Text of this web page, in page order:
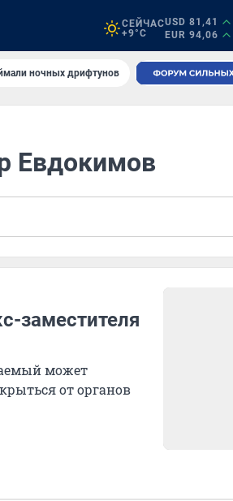
СЕЙЧАС
+9°C
USD 81,41
EUR 94,06
ночных дрифтунов
Евдокимов
заместителя
может
от органов